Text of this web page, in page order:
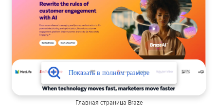
Главная страница Braze